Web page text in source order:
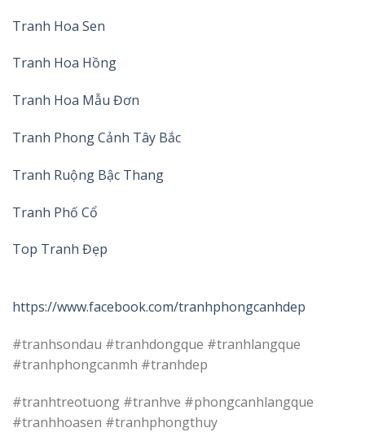
Tranh Hoa Sen
Tranh Hoa Hồng
Tranh Hoa Mẫu Đơn
Tranh Phong Cảnh Tây Bắc
Tranh Ruộng Bậc Thang
Tranh Phố Cổ
Top Tranh Đẹp
https://www.facebook.com/tranhphongcanhdep
#tranhsondau #tranhdongque #tranhlangque
#tranhphongcanmh #tranhdep
#tranhtreotuong #tranhve #phongcanhlangque
#tranhhoasen #tranhphongthuy